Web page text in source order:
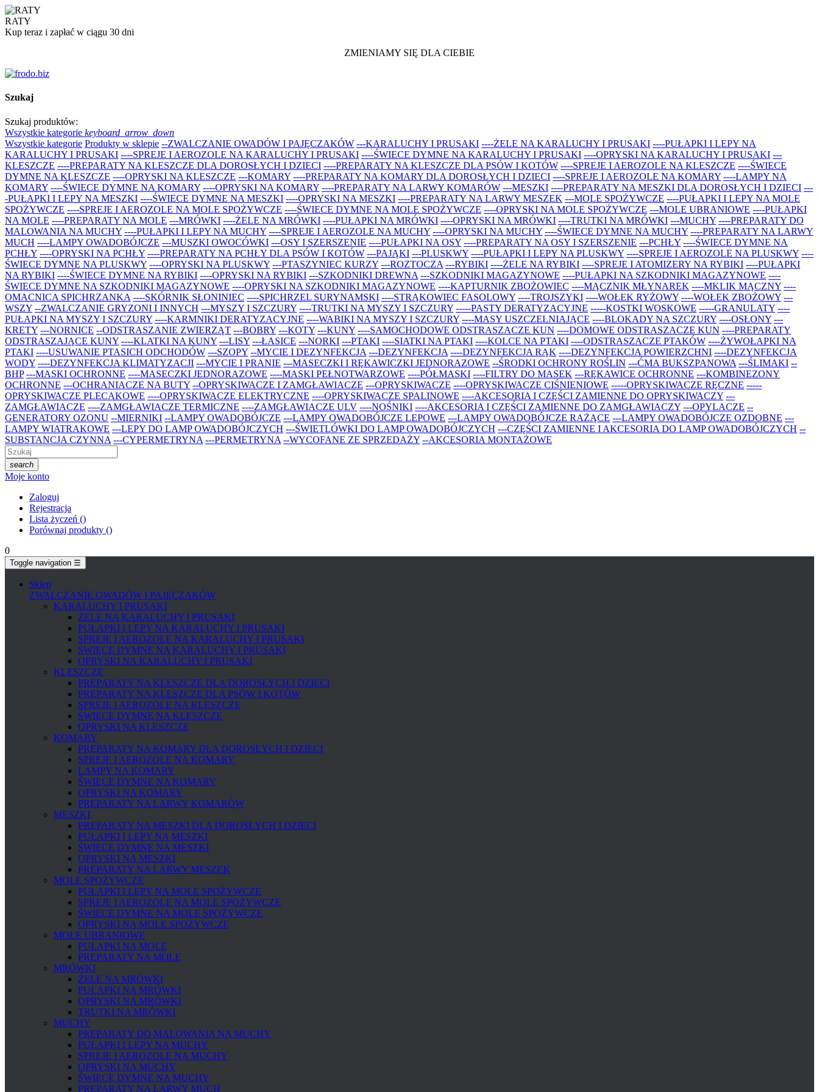
RATY
Kup teraz i zapłać w ciągu 30 dni
ZMIENIAMY SIĘ DLA CIEBIE
Szukaj
Szukaj produktów:
Wszystkie kategorie keyboard_arrow_down
Wszystkie kategorie Produkty w sklepie --ZWALCZANIE OWADÓW I PAJĘCZAKÓW ---KARALUCHY I PRUSAKI ----ŻELE NA KARALUCHY I PRUSAKI ----PUŁAPKI I LEPY NA
KARALUCHY I PRUSAKI ----SPREJE I AEROZOLE NA KARALUCHY I PRUSAKI ----ŚWIECE DYMNE NA KARALUCHY I PRUSAKI ----OPRYSKI NA KARALUCHY I PRUSAKI ---
KLESZCZE ----PREPARATY NA KLESZCZE DLA DOROSŁYCH I DZIECI ----PREPARATY NA KLESZCZE DLA PSÓW I KOTÓW ----SPREJE I AEROZOLE NA KLESZCZE ----ŚWIECE
DYMNE NA KLESZCZE ----OPRYSKI NA KLESZCZE ---KOMARY ----PREPARATY NA KOMARY DLA DOROSŁYCH I DZIECI ----SPREJE I AEROZOLE NA KOMARY ----LAMPY NA
KOMARY ----ŚWIECE DYMNE NA KOMARY ----OPRYSKI NA KOMARY ----PREPARATY NA LARWY KOMARÓW ---MESZKI ----PREPARATY NA MESZKI DLA DOROSŁYCH I DZIECI ---
-PUŁAPKI I LEPY NA MESZKI ----ŚWIECE DYMNE NA MESZKI ----OPRYSKI NA MESZKI ----PREPARATY NA LARWY MESZEK ---MOLE SPOŻYWCZE ----PUŁAPKI I LEPY NA MOLE
SPOŻYWCZE ----SPREJE I AEROZOLE NA MOLE SPOŻYWCZE ----ŚWIECE DYMNE NA MOLE SPOŻYWCZE ----OPRYSKI NA MOLE SPOŻYWCZE ---MOLE UBRANIOWE ----PUŁAPKI
NA MOLE ----PREPARATY NA MOLE ---MRÓWKI ----ŻELE NA MRÓWKI ----PUŁAPKI NA MRÓWKI ----OPRYSKI NA MRÓWKI ----TRUTKI NA MRÓWKI ---MUCHY ----PREPARATY DO
MALOWANIA NA MUCHY ----PUŁAPKI I LEPY NA MUCHY ----SPREJE I AEROZOLE NA MUCHY ----OPRYSKI NA MUCHY ----ŚWIECE DYMNE NA MUCHY ----PREPARATY NA LARWY
MUCH ----LAMPY OWADOBÓJCZE ---MUSZKI OWOCÓWKI ---OSY I SZERSZENIE ----PUŁAPKI NA OSY ----PREPARATY NA OSY I SZERSZENIE ---PCHŁY ----ŚWIECE DYMNE NA
PCHŁY ----OPRYSKI NA PCHŁY ----PREPARATY NA PCHŁY DLA PSÓW I KOTÓW ---PAJĄKI ---PLUSKWY ----PUŁAPKI I LEPY NA PLUSKWY ----SPREJE I AEROZOLE NA PLUSKWY ----
ŚWIECE DYMNE NA PLUSKWY ----OPRYSKI NA PLUSKWY ---PTASZYNIEC KURZY ---ROZTOCZA ---RYBIKI ----ŻELE NA RYBIKI ----SPREJE I ATOMIZERY NA RYBIKI ----PUŁAPKI
NA RYBIKI ----ŚWIECE DYMNE NA RYBIKI ----OPRYSKI NA RYBIKI ---SZKODNIKI DREWNA ---SZKODNIKI MAGAZYNOWE ----PUŁAPKI NA SZKODNIKI MAGAZYNOWE ----
ŚWIECE DYMNE NA SZKODNIKI MAGAZYNOWE ----OPRYSKI NA SZKODNIKI MAGAZYNOWE ----KAPTURNIK ZBOŻOWIEC ----MĄCZNIK MŁYNAREK ----MKLIK MĄCZNY ----
OMACNICA SPICHRZANKA ----SKÓRNIK SŁONINIEC ----SPICHRZEL SURYNAMSKI ----STRĄKOWIEC FASOLOWY ----TROJSZYKI ----WOŁEK RYŻOWY ----WOŁEK ZBOŻOWY ---
WSZY --ZWALCZANIE GRYZONI I INNYCH ---MYSZY I SZCZURY ----TRUTKI NA MYSZY I SZCZURY -----PASTY DERATYZACYJNE -----KOSTKI WOSKOWE -----GRANULATY ----
PUŁAPKI NA MYSZY I SZCZURY ----KARMNIKI DERATYZACYJNE ----WABIKI NA MYSZY I SZCZURY ----MASY USZCZELNIAJĄCE ----BLOKADY NA SZCZURY ----OSŁONY ---
KRETY ---NORNICE --ODSTRASZANIE ZWIERZĄT ---BOBRY ---KOTY ---KUNY ----SAMOCHODOWE ODSTRASZACZE KUN ----DOMOWE ODSTRASZACZE KUN ----PREPARATY
ODSTRASZAJĄCE KUNY ----KLATKI NA KUNY ---LISY ---ŁASICE ---NORKI ---PTAKI ----SIATKI NA PTAKI ----KOLCE NA PTAKI ----ODSTRASZACZE PTAKÓW ----ŻYWOŁAPKI NA
PTAKI ----USUWANIE PTASICH ODCHODÓW ---SZOPY --MYCIE I DEZYNFEKCJA ---DEZYNFEKCJA ----DEZYNFEKCJA RĄK ----DEZYNFEKCJA POWIERZCHNI ----DEZYNFEKCJA
WODY ----DEZYNFEKCJA KLIMATYZACJI ---MYCIE I PRANIE ---MASECZKI I RĘKAWICZKI JEDNORAZOWE --ŚRODKI OCHRONY ROŚLIN ---ĆMA BUKSZPANOWA ---ŚLIMAKI --
BHP ---MASKI OCHRONNE ----MASECZKI JEDNORAZOWE ----MASKI PEŁNOTWARZOWE ----PÓŁMASKI ----FILTRY DO MASEK ---RĘKAWICE OCHRONNE ---KOMBINEZONY
OCHRONNE ---OCHRANIACZE NA BUTY --OPRYSKIWACZE I ZAMGŁAWIACZE ---OPRYSKIWACZE ----OPRYSKIWACZE CIŚNIENIOWE -----OPRYSKIWACZE RĘCZNE -----
OPRYSKIWACZE PLECAKOWE ----OPRYSKIWACZE ELEKTRYCZNE ----OPRYSKIWACZE SPALINOWE ----AKCESORIA I CZĘŚCI ZAMIENNE DO OPRYSKIWACZY ---
ZAMGŁAWIACZE ----ZAMGŁAWIACZE TERMICZNE ----ZAMGŁAWIACZE ULV ----NOŚNIKI ----AKCESORIA I CZĘŚCI ZAMIENNE DO ZAMGŁAWIACZY ---OPYLACZE --
GENERATORY OZONU --MIERNIKI --LAMPY OWADOBÓJCZE ---LAMPY OWADOBÓJCZE LEPOWE ---LAMPY OWADOBÓJCZE RAŻĄCE ---LAMPY OWADOBÓJCZE OZDOBNE ---
LAMPY WIATRAKOWE ---LEPY DO LAMP OWADOBÓJCZYCH ---ŚWIETLÓWKI DO LAMP OWADOBÓJCZYCH ---CZĘŚCI ZAMIENNE I AKCESORIA DO LAMP OWADOBÓJCZYCH --
SUBSTANCJA CZYNNA ---CYPERMETRYNA ---PERMETRYNA --WYCOFANE ZE SPRZEDAŻY --AKCESORIA MONTAŻOWE
search
Moje konto
Zaloguj
Rejestracja
Lista życzeń ()
Porównaj produkty ()
0
Toggle navigation ☰
Sklep
ZWALCZANIE OWADÓW I PAJĘCZAKÓW
KARALUCHY I PRUSAKI
ŻELE NA KARALUCHY I PRUSAKI
PUŁAPKI I LEPY NA KARALUCHY I PRUSAKI
SPREJE I AEROZOLE NA KARALUCHY I PRUSAKI
ŚWIECE DYMNE NA KARALUCHY I PRUSAKI
OPRYSKI NA KARALUCHY I PRUSAKI
KLESZCZE
PREPARATY NA KLESZCZE DLA DOROSŁYCH I DZIECI
PREPARATY NA KLESZCZE DLA PSÓW I KOTÓW
SPREJE I AEROZOLE NA KLESZCZE
ŚWIECE DYMNE NA KLESZCZE
OPRYSKI NA KLESZCZE
KOMARY
PREPARATY NA KOMARY DLA DOROSŁYCH I DZIECI
SPREJE I AEROZOLE NA KOMARY
LAMPY NA KOMARY
ŚWIECE DYMNE NA KOMARY
OPRYSKI NA KOMARY
PREPARATY NA LARWY KOMARÓW
MESZKI
PREPARATY NA MESZKI DLA DOROSŁYCH I DZIECI
PUŁAPKI I LEPY NA MESZKI
ŚWIECE DYMNE NA MESZKI
OPRYSKI NA MESZKI
PREPARATY NA LARWY MESZEK
MOLE SPOŻYWCZE
PUŁAPKI I LEPY NA MOLE SPOŻYWCZE
SPREJE I AEROZOLE NA MOLE SPOŻYWCZE
ŚWIECE DYMNE NA MOLE SPOŻYWCZE
OPRYSKI NA MOLE SPOŻYWCZE
MOLE UBRANIOWE
PUŁAPKI NA MOLE
PREPARATY NA MOLE
MRÓWKI
ŻELE NA MRÓWKI
PUŁAPKI NA MRÓWKI
OPRYSKI NA MRÓWKI
TRUTKI NA MRÓWKI
MUCHY
PREPARATY DO MALOWANIA NA MUCHY
PUŁAPKI I LEPY NA MUCHY
SPREJE I AEROZOLE NA MUCHY
OPRYSKI NA MUCHY
ŚWIECE DYMNE NA MUCHY
PREPARATY NA LARWY MUCH